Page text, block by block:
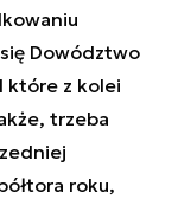
Dowództwo
które z kolei
trzeba
roku,